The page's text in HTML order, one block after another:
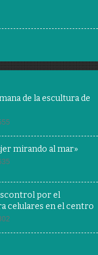
de la escultura de
mirando al mar»
por el
celulares en el centro